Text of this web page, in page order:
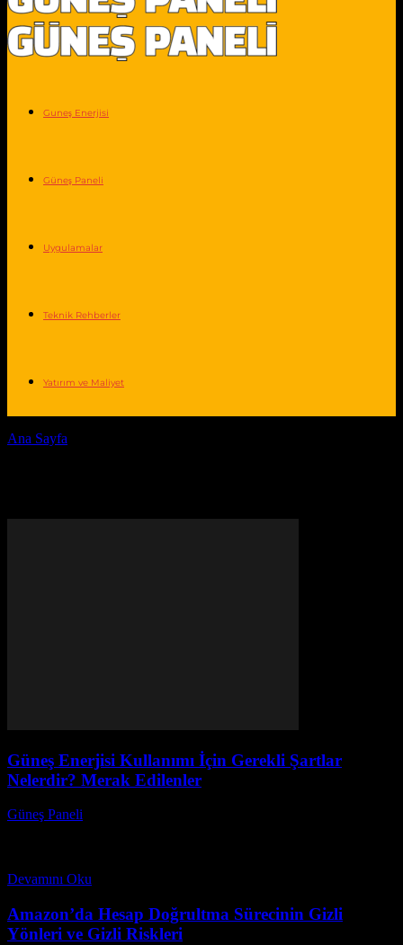
Guneş Enerjisi
Güneş Paneli
Uygulamalar
Teknik Rehberler
Yatırım ve Maliyet
Ana Sayfa
Güneş Enerjisi Kullanımı İçin Gerekli Şartlar
Nelerdir? Merak Edilenler
Güneş Paneli
Devamını Oku
Amazon’da Hesap Doğrultma Sürecinin Gizli
Yönleri ve Gizli Riskleri